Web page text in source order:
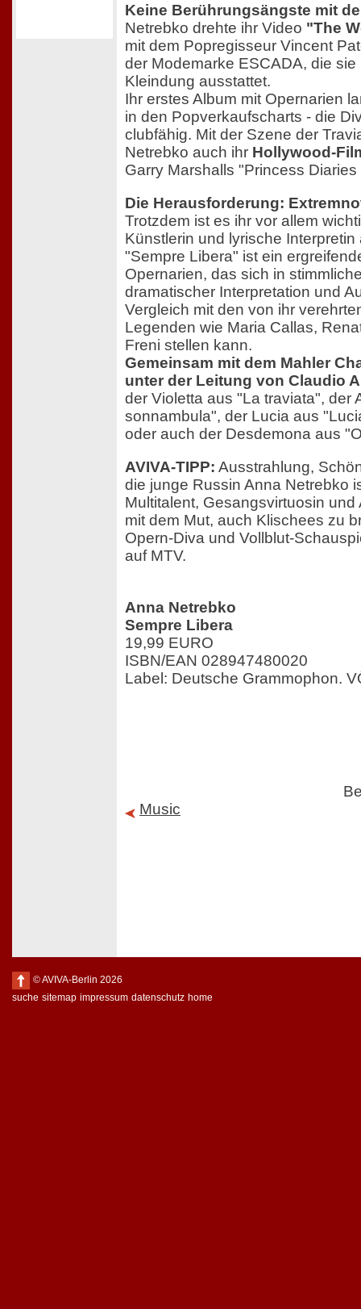
Keine Berührungsängste mit
Netrebko drehte ihr Video "The
mit dem Popregisseur Vincent
der Modemarke ESCADA, die
Kleindung ausstattet.
Ihr erstes Album mit Opernarien
in den Popverkaufscharts - die
clubfähig. Mit der Szene der
Netrebko auch ihr Hollywood-
Garry Marshalls "Princess
Die Herausforderung:
Trotzdem ist es ihr vor allem
Künstlerin und lyrische
"Sempre Libera" ist ein
Opernarien, das sich in
dramatischer Interpretation und
Vergleich mit den von ihr
Legenden wie Maria Callas,
Freni stellen kann.
Gemeinsam mit dem Mahler
unter der Leitung von Claudio
der Violetta aus "La traviata", der
sonnambula", der Lucia aus
oder auch der Desdemona aus
AVIVA-TIPP: Ausstrahlung,
die junge Russin Anna Netrebko
Multitalent, Gesangsvirtuosin
mit dem Mut, auch Klischees zu
Opern-Diva und Vollblut-
auf MTV.
Anna Netrebko
Sempre Libera
19,99 EURO
ISBN/EAN 028947480020
Label: Deutsche Grammophon.
Music
© AVIVA-Berlin 2026
suche sitemap impressum datenschutz home